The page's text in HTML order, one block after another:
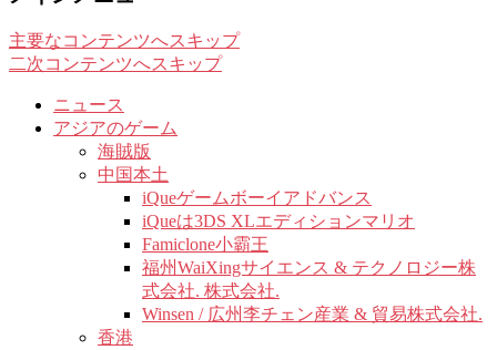
主要なコンテンツへスキップ
二次コンテンツへスキップ
ニュース
アジアのゲーム
海賊版
中国本土
iQueゲームボーイアドバンス
iQueは3DS XLエディションマリオ
Famiclone小霸王
福州WaiXingサイエンス & テクノロジー株
式会社. 株式会社.
Winsen / 広州李チェン産業 & 貿易株式会社.
香港